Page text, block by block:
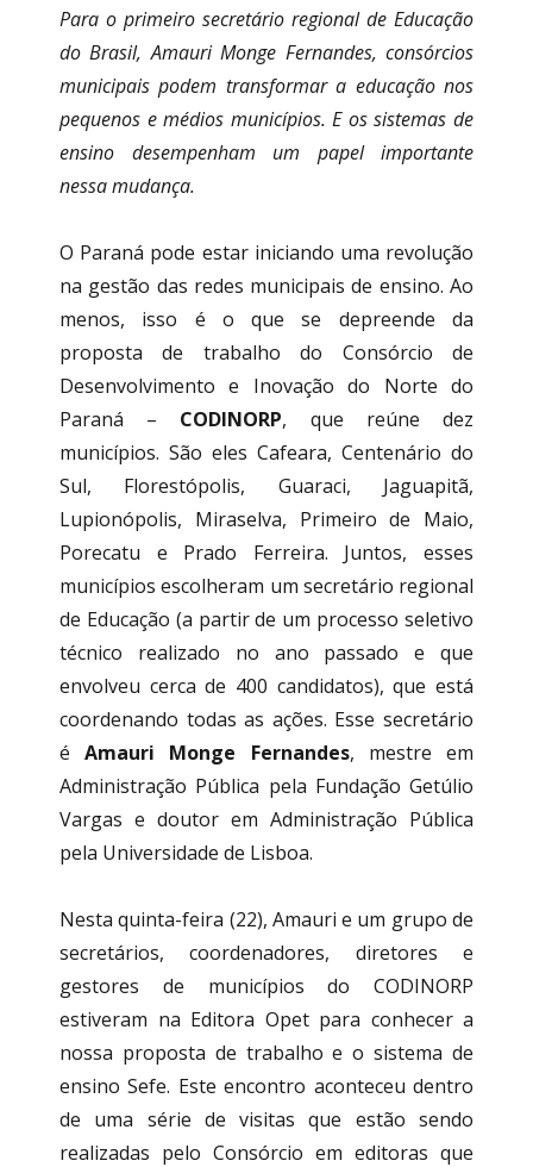
Para o primeiro secretário regional de Educação
do Brasil, Amauri Monge Fernandes, consórcios
municipais podem transformar a educação nos
pequenos e médios municípios.E os sistemas de
ensino desempenham um papel importante
nessa mudança.
O Paraná pode estar iniciando uma revolução
na gestão das redes municipais de ensino. Ao
menos, isso é o que se depreende da
proposta de trabalho do Consórcio de
Desenvolvimento e Inovação do Norte do
Paraná – CODINORP, que reúne dez
municípios. São eles Cafeara, Centenário do
Sul, Florestópolis, Guaraci, Jaguapitã,
Lupionópolis, Miraselva, Primeiro de Maio,
Porecatu e Prado Ferreira. Juntos, esses
municípios escolheram um secretário regional
de Educação (a partir de um processo seletivo
técnico realizado no ano passado e que
envolveu cerca de 400 candidatos), que está
coordenando todas as ações. Esse secretário
éAmauri Monge Fernandes, mestre em
Administração Pública pela Fundação Getúlio
Vargas e doutor em Administração Pública
pela Universidade de Lisboa.
Nesta quinta-feira (22), Amauri e um grupo de
secretários, coordenadores, diretores e
gestores de municípios do CODINORP
estiveram na Editora Opet para conhecer a
nossa proposta de trabalho e o sistema de
ensino Sefe. Este encontro aconteceu dentro
de uma série de visitas que estão sendo
realizadas pelo Consórcio em editoras que